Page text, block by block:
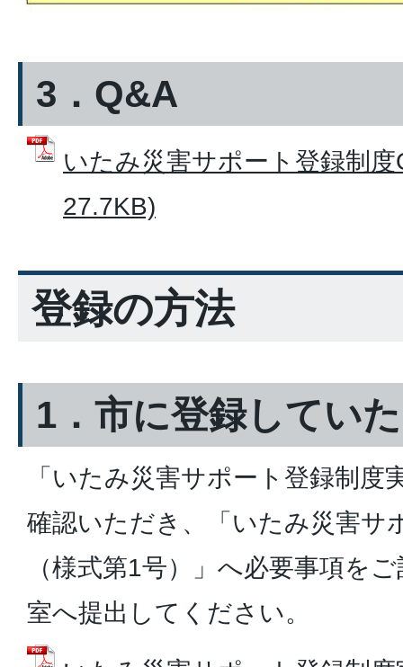
3．Q&A
いたみ災害サポート登録制
27.7KB)
登録の方法
1．市に登録してい
「いたみ災害サポート登録制度
確認いただき、「いたみ災害サ
（様式第1号）」へ必要事項を
室へ提出してください。